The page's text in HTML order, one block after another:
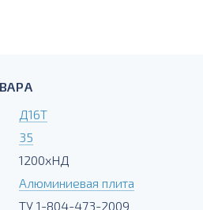
Д16Т
35
1200хНД
Алюминиевая плита
ТУ 1-804-473-2009